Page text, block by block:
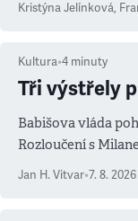
Kristýna Jelínková,
Kultura•4 minuty
Tři výstřely
Babišova vláda
Rozloučení s
salvy i kritika
Jan H. Vitvar•7. 8. 2026